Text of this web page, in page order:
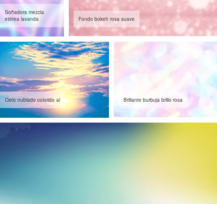
Soñadora mezcla
etérea lavanda
Fondo bokeh rosa suave
Cielo nublado colorido al Brillante burbuja brillo rosa